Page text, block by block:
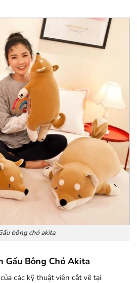
bông chó akita
Gấu Bông Chó Akita
các kỹ thuật viên cắt vẽ tại